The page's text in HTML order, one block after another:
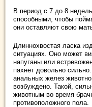
В период с 7 до 8
способными, чтобы
они оставляют свою
Длиннохвостая ласка
ситуациях. Оно может
напуганы или
пахнет довольно
анальных желез
возбуждено. Такой,
животным во время
противоположного пола.